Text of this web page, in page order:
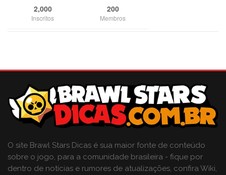
2,000
Inscritos
200
Membros
O site Brawl Stars Dicas é sua maior fonte de conteúdo
sobre o jogo, para a comunidade brasileira - fique por
dentro de notícias e rumores de atualizações, confira Wiki,